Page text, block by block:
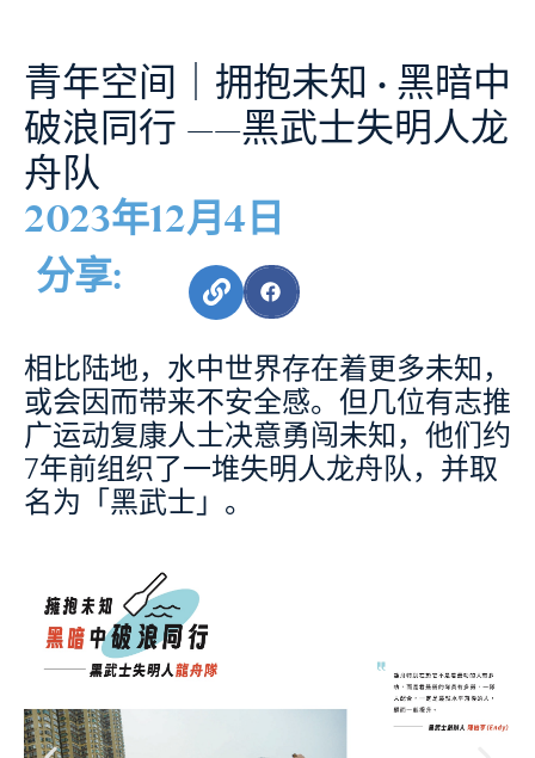
青年空间｜拥抱未知 · 黑暗中
破浪同行 ——黑武士失明人龙
舟队
2023年12月4日
分享:
相比陆地，水中世界存在着更多未知，
或会因而带来不安全感。但几位有志推
广运动复康人士决意勇闯未知，他们约
7年前组织了一堆失明人龙舟队，并取
名为「黑武士」。